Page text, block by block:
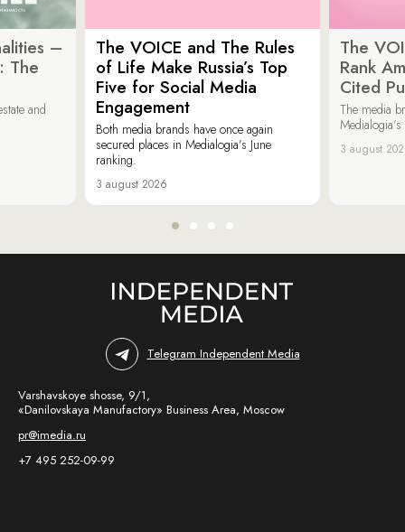
–
The
and
The VOICE and The Rules
of Life Make Russia’s Top
Five for Social Media
Engagement
Both media brands have once again
secured places in Medialogia’s June
ranking.
3 august 2026
The
Rank
Cited
The media
3 august
Telegram Independent Media
Varshavskoye shosse, 9/1,
«Danilovskaya Manufactory» Business Area, Moscow
pr@imedia.ru
+7 495 252-09-99